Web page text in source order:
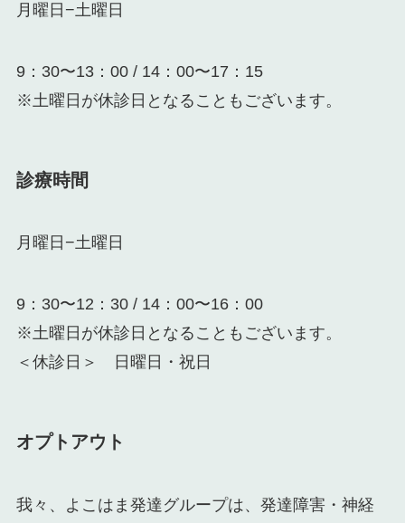
月曜日−土曜日
9：30〜13：00 / 14：00〜17：15
※土曜日が休診日となることもございます。
診療時間
月曜日−土曜日
9：30〜12：30 / 14：00〜16：00
※土曜日が休診日となることもございます。
＜休診日＞ 日曜日・祝日
オプトアウト
我々、よこはま発達グループは、発達障害・神経